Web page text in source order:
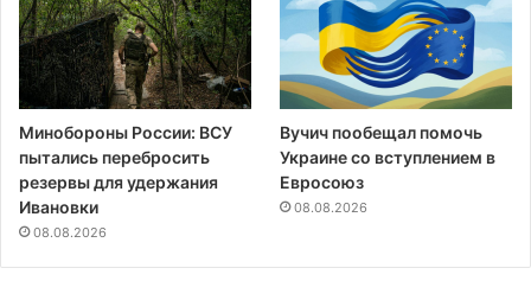
Минобороны России: ВСУ
пытались перебросить
резервы для удержания
Ивановки
08.08.2026
Вучич пообещал помочь
Украине со вступлением в
Евросоюз
08.08.2026